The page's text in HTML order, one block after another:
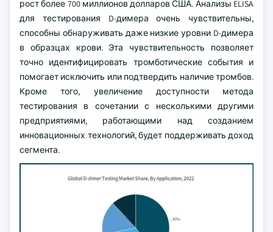
рост более 700 миллионов долларов США. Анализы ELISA
для тестирования D-димера очень чувствительны,
способны обнаруживать даже низкие уровни D-димера
в образцах крови. Эта чувствительность позволяет
точно идентифицировать тромботические события и
помогает исключить или подтвердить наличие тромбов.
Кроме того, увеличение доступности метода
тестирования в сочетании с несколькими другими
предприятиями, работающими над созданием
инновационных технологий, будет поддерживать доход
сегмента.